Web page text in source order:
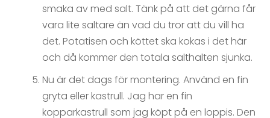
smaka av med salt. Tänk på att det gärna får
vara lite saltare än vad du tror att du vill ha
det. Potatisen och köttet ska kokas i det här
och då kommer den totala salthalten sjunka.
Nu är det dags för montering. Använd en fin
gryta eller kastrull. Jag har en fin
kopparkastrull som jag köpt på en loppis. Den